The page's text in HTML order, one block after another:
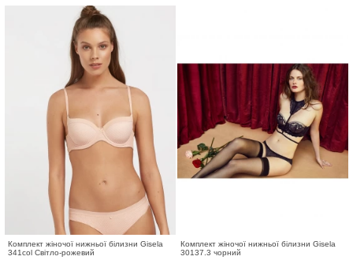
Комплект жіночої нижньої білизни Gisela
341col Світло-рожевий
Комплект жіночої нижньої білизни Gisela
30137.3 чорний